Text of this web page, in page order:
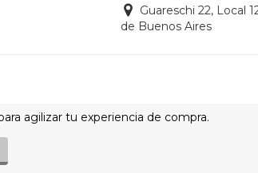
agilizar tu experiencia de compra.
Guareschi 22, Local
de Buenos Aires